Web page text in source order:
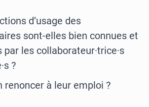
d’usage des
sont-elles bien connues et
par les collaborateur·trice·s
?
renoncer à leur emploi ?